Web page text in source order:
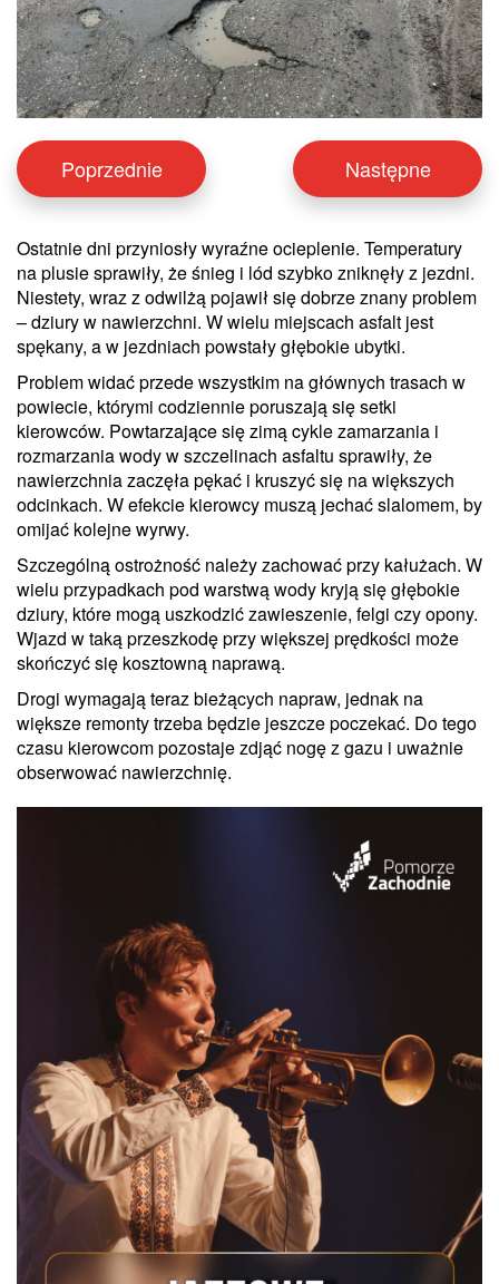
Poprzednie Następne
Ostatnie dni przyniosły wyraźne ocieplenie. Temperatury
na plusie sprawiły, że śnieg i lód szybko zniknęły z jezdni.
Niestety, wraz z odwilżą pojawił się dobrze znany problem
– dziury w nawierzchni. W wielu miejscach asfalt jest
spękany, a w jezdniach powstały głębokie ubytki.
Problem widać przede wszystkim na głównych trasach w
powiecie, którymi codziennie poruszają się setki
kierowców. Powtarzające się zimą cykle zamarzania i
rozmarzania wody w szczelinach asfaltu sprawiły, że
nawierzchnia zaczęła pękać i kruszyć się na większych
odcinkach. W efekcie kierowcy muszą jechać slalomem, by
omijać kolejne wyrwy.
Szczególną ostrożność należy zachować przy kałużach. W
wielu przypadkach pod warstwą wody kryją się głębokie
dziury, które mogą uszkodzić zawieszenie, felgi czy opony.
Wjazd w taką przeszkodę przy większej prędkości może
skończyć się kosztowną naprawą.
Drogi wymagają teraz bieżących napraw, jednak na
większe remonty trzeba będzie jeszcze poczekać. Do tego
czasu kierowcom pozostaje zdjąć nogę z gazu i uważnie
obserwować nawierzchnię.